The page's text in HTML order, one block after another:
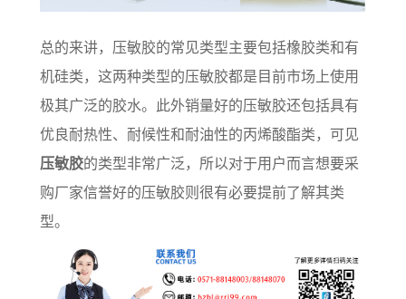
总的来讲，压敏胶的常见类型主要包括橡胶类和有
机硅类，这两种类型的压敏胶都是目前市场上使用
极其广泛的胶水。此外销量好的压敏胶还包括具有
优良耐热性、耐候性和耐油性的丙烯酸酯类，可见
压敏胶的类型非常广泛，所以对于用户而言想要采
购厂家信誉好的压敏胶‍则很有必要提前了解其类
型。